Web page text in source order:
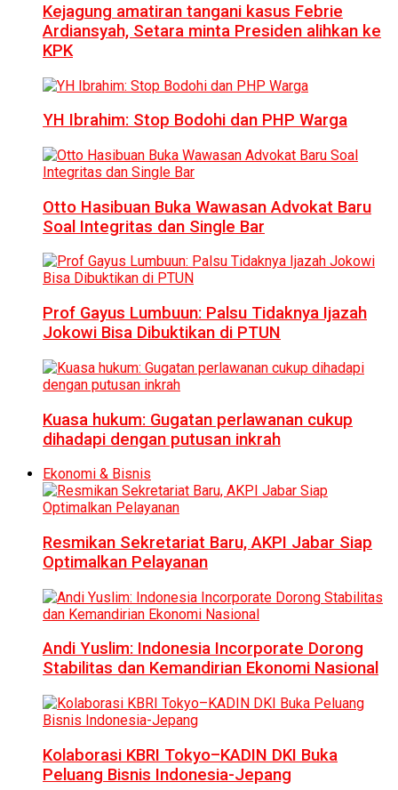
Kejagung amatiran tangani kasus Febrie
Ardiansyah, Setara minta Presiden alihkan ke
KPK
YH Ibrahim: Stop Bodohi dan PHP Warga
Otto Hasibuan Buka Wawasan Advokat Baru
Soal Integritas dan Single Bar
Prof Gayus Lumbuun: Palsu Tidaknya Ijazah
Jokowi Bisa Dibuktikan di PTUN
Kuasa hukum: Gugatan perlawanan cukup
dihadapi dengan putusan inkrah
Ekonomi & Bisnis
Resmikan Sekretariat Baru, AKPI Jabar Siap
Optimalkan Pelayanan
Andi Yuslim: Indonesia Incorporate Dorong
Stabilitas dan Kemandirian Ekonomi Nasional
Kolaborasi KBRI Tokyo–KADIN DKI Buka
Peluang Bisnis Indonesia-Jepang